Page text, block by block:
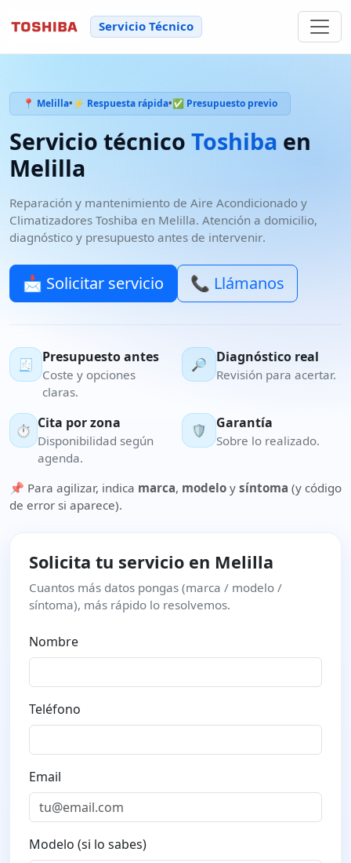
Servicio Técnico
📍 Melilla•⚡ Respuesta rápida•✅ Presupuesto previo
Servicio técnico Toshiba en
Melilla
Reparación y mantenimiento de Aire Acondicionado y
Climatizadores Toshiba en Melilla. Atención a domicilio,
diagnóstico y presupuesto antes de intervenir.
📩 Solicitar servicio 📞 Llámanos
🧾 Presupuesto antes
Coste y opciones
claras.
🔎 Diagnóstico real
Revisión para acertar.
⏱️ Cita por zona
Disponibilidad según
agenda.
🛡️ Garantía
Sobre lo realizado.
📌 Para agilizar, indica marca, modelo y síntoma (y código
de error si aparece).
Solicita tu servicio en Melilla
Cuantos más datos pongas (marca / modelo /
síntoma), más rápido lo resolvemos.
Nombre
Teléfono
Email
Modelo (si lo sabes)